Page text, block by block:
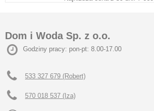
Dom i Woda Sp. z o.o.
Godziny pracy: pon-pt: 8.00-17.00
533 327 679 (Robert)
570 018 537 (Iza)